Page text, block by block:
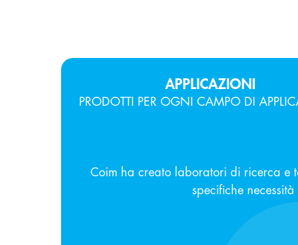
APPLICAZIONI
PRODOTTI PER OGNI CAMPO DI
Coim ha creato laboratori di ricerca e
specifiche